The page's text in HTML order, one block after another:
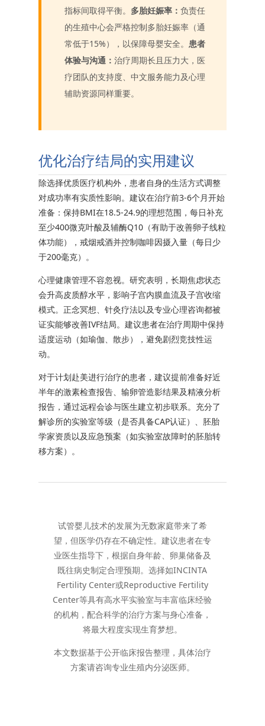
指标间取得平衡。 多胎妊娠率： 负责任
的生殖中心会严格控制多胎妊娠率（通
常低于15%），以保障母婴安全。 患者
体验与沟通： 治疗周期长且压力大，医
疗团队的支持度、中文服务能力及心理
辅助资源同样重要。
优化治疗结局的实用建议
除选择优质医疗机构外，患者自身的生活方式调整
对成功率有实质性影响。建议在治疗前3-6个月开始
准备：保持BMI在18.5-24.9的理想范围，每日补充
至少400微克叶酸及辅酶Q10（有助于改善卵子线粒
体功能），戒烟戒酒并控制咖啡因摄入量（每日少
于200毫克）。
心理健康管理不容忽视。研究表明，长期焦虑状态
会升高皮质醇水平，影响子宫内膜血流及子宫收缩
模式。正念冥想、针灸疗法以及专业心理咨询都被
证实能够改善IVF结局。建议患者在治疗周期中保持
适度运动（如瑜伽、散步），避免剧烈竞技性运
动。
对于计划赴美进行治疗的患者，建议提前准备好近
半年的激素检查报告、输卵管造影结果及精液分析
报告，通过远程会诊与医生建立初步联系。充分了
解诊所的实验室等级（是否具备CAP认证）、胚胎
学家资质以及应急预案（如实验室故障时的胚胎转
移方案）。
试管婴儿技术的发展为无数家庭带来了希
望，但医学仍存在不确定性。建议患者在专
业医生指导下，根据自身年龄、卵巢储备及
既往病史制定合理预期。选择如INCINTA
Fertility Center或Reproductive Fertility
Center等具有高水平实验室与丰富临床经验
的机构，配合科学的治疗方案与身心准备，
将最大程度实现生育梦想。
本文数据基于公开临床报告整理，具体治疗
方案请咨询专业生殖内分泌医师。